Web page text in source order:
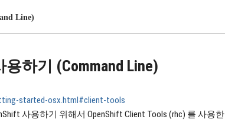
Line)
용하기 (Command Line)
started-osx.html#client-tools
사용하기 위해서 OpenShift Client Tools (rhc) 를 사용한